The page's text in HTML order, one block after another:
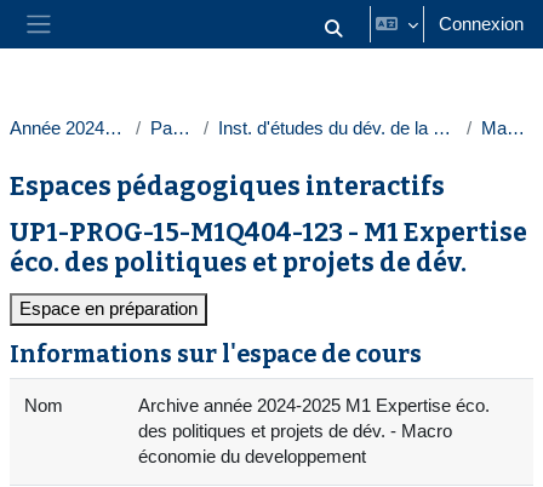
Passer au contenu principal
Panneau latéral Activer/désactiver la saisie
Connexion
Année 2024-2025 Paris 1 Inst. d'études du dév. de la Sorbonne Masters
Espaces pédagogiques interactifs
UP1-PROG-15-M1Q404-123 - M1 Expertise
éco. des politiques et projets de dév.
Espace en préparation
Informations sur l'espace de cours
Nom
Archive année 2024-2025 M1 Expertise éco.
des politiques et projets de dév. - Macro
économie du developpement